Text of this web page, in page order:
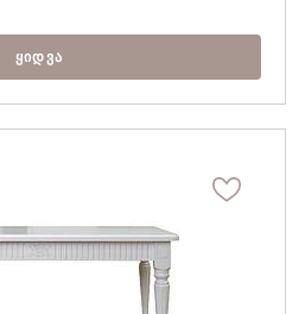
ᲧᲘᲓᲕᲐ